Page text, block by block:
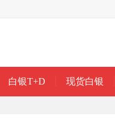
白银T+D 现货白银